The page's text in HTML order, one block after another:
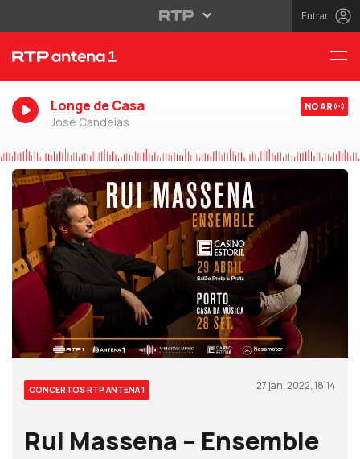
Entrar
Longe de Casa
José Candeias
NO AR
CONCERTOS RTP ANTENA 1 27 jan, 2022, 18:14
Rui Massena – Ensemble